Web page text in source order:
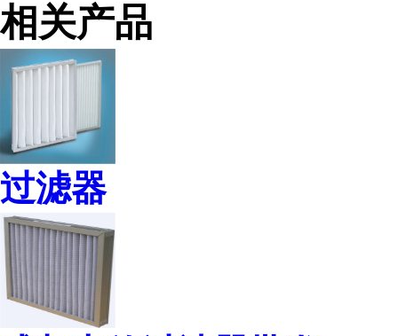
相关产品
过滤器